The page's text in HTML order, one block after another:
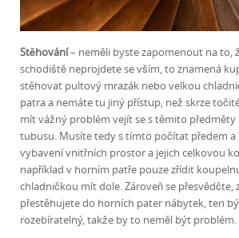
Stěhování– neměli byste zapomenout na to,
schodiště neprojdete se vším, to znamená
stěhovat pultový mrazák nebo velkou
patra a nemáte tu jiný přístup, než skrze
mít vážný problém vejít se s těmito
tubusu. Musíte tedy s tímto počítat předem
vybavení vnitřních prostor a jejich celkovou
například v horním patře pouze zřídit
chladničkou mít dole. Zároveň se přesvědčte,
přestěhujete do horních pater nábytek, ten
rozebíratelný, takže by to neměl být problém.